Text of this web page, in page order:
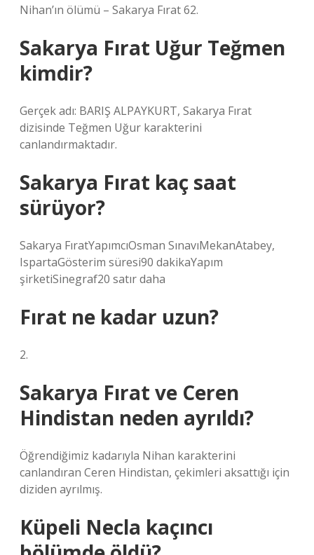
Nihan’ın ölümü – Sakarya Fırat 62.
Sakarya Fırat Uğur Teğmen
kimdir?
Gerçek adı: BARIŞ ALPAYKURT, Sakarya Fırat
dizisinde Teğmen Uğur karakterini
canlandırmaktadır.
Sakarya Fırat kaç saat
sürüyor?
Sakarya FıratYapımcıOsman SınavıMekanAtabey,
IspartaGösterim süresi90 dakikaYapım
şirketiSinegraf20 satır daha
Fırat ne kadar uzun?
2.
Sakarya Fırat ve Ceren
Hindistan neden ayrıldı?
Öğrendiğimiz kadarıyla Nihan karakterini
canlandıran Ceren Hindistan, çekimleri aksattığı için
diziden ayrılmış.
Küpeli Necla kaçıncı